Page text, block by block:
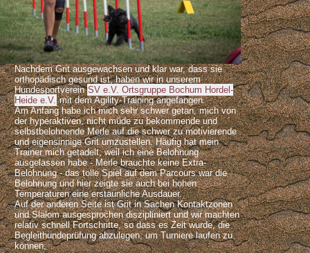
Nachdem Grit ausgewachsen und klar war, dass sie
orthopädisch gesund ist, haben wir in unserem
HundesportvereinSV e.V. Ortsgruppe Bochum Hordel-
Heide e.V. mit dem Agility-Training angefangen.
Am Anfang habe ich mich sehr schwer getan, mich von
der hyperaktiven, nicht müde zu bekommende und
selbstbelohnende Merle auf die schwer zu motivierende
und eigensinnige Grit umzustellen. Häufig hat mein
Trainer mich getadelt, weil ich eine Belohnung
ausgelassen habe - Merle brauchte keine Extra-
Belohnung - das tolle Spiel auf dem Parcours war die
Belohnung und hier zeigte sie auch bei hohen
Temperaturen eine erstaunliche Ausdauer.
Auf der anderen Seite ist Grit in Sachen Kontaktzonen
und Slalom ausgesprochen diszipliniert und wir machten
relativ schnell Fortschritte, so dass es Zeit wurde, die
Begleithundeprüfung abzulegen, um Turniere laufen zu
können,